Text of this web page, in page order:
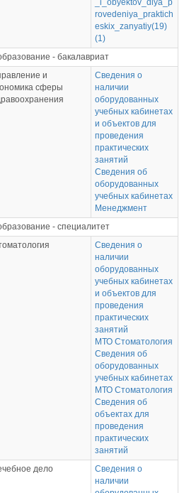
_i_obyektov_dlya_p
rovedeniya_praktich
eskix_zanyatiy(19)
(1)
- бакалавриат
и
сферы
Сведения о
наличии
оборудованных
учебных кабинетах
и объектов для
проведения
практических
занятий
Сведения об
оборудованных
учебных кабинетах
Менеджмент
- специалитет
Сведения о
наличии
оборудованных
учебных кабинетах
и объектов для
проведения
практических
занятий
МТО Стоматология
Сведения об
оборудованных
учебных кабинетах
МТО Стоматология
Сведения об
объектах для
проведения
практических
занятий
дело
Сведения о
наличии